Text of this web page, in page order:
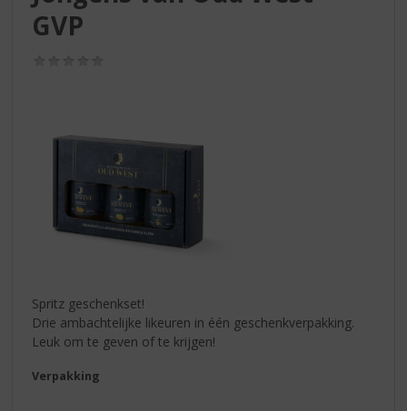
GVP
Spritz geschenkset!
Drie ambachtelijke likeuren in één geschenkverpakking.
Leuk om te geven of te krijgen!
Verpakking